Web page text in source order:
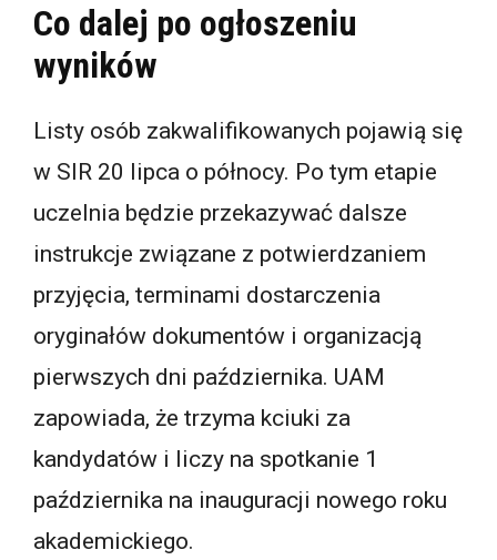
Co dalej po ogłoszeniu
wyników
Listy osób zakwalifikowanych pojawią się
w SIR 20 lipca o północy. Po tym etapie
uczelnia będzie przekazywać dalsze
instrukcje związane z potwierdzaniem
przyjęcia, terminami dostarczenia
oryginałów dokumentów i organizacją
pierwszych dni października. UAM
zapowiada, że trzyma kciuki za
kandydatów i liczy na spotkanie 1
października na inauguracji nowego roku
akademickiego.